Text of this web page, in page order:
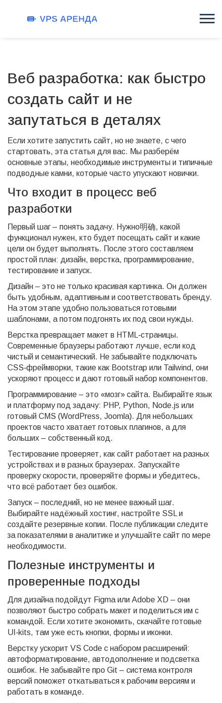
Веб разработка: как быстро
создать сайт и не
запутаться в деталях
Если хотите запустить сайт, но не знаете, с чего
стартовать, эта статья для вас. Мы разберём
основные этапы, необходимые инструменты и типичные
подводные камни, которые часто упускают новички.
Что входит в процесс веб
разработки
Первый шаг – понять задачу. Нужно明确, какой
функционал нужен, кто будет посещать сайт и какие
цели он будет выполнять. После этого составляем
простой план: дизайн, верстка, программирование,
тестирование и запуск.
Дизайн – это не только красивая картинка. Он должен
быть удобным, адаптивным и соответствовать бренду.
На этом этапе удобно пользоваться готовыми
шаблонами, а потом подгонять их под свои нужды.
Верстка превращает макет в HTML‑страницы.
Современные браузеры работают лучше, если код
чистый и семантический. Не забывайте подключать
CSS‑фреймворки, такие как Bootstrap или Tailwind, они
ускоряют процесс и дают готовый набор компонентов.
Программирование – это «мозг» сайта. Выбирайте язык
и платформу под задачу: PHP, Python, Node.js или
готовый CMS (WordPress, Joomla). Для небольших
проектов часто хватает готовых плагинов, а для
больших – собственный код.
Тестирование проверяет, как сайт работает на разных
устройствах и в разных браузерах. Запускайте
проверку скорости, проверяйте формы и убедитесь,
что всё работает без ошибок.
Запуск – последний, но не менее важный шаг.
Выбирайте надёжный хостинг, настройте SSL и
создайте резервные копии. После публикации следите
за показателями в аналитике и улучшайте сайт по мере
необходимости.
Полезные инструменты и
проверенные подходы
Для дизайна подойдут Figma или Adobe XD – они
позволяют быстро собрать макет и поделиться им с
командой. Если хотите экономить, скачайте готовые
UI‑kits, там уже есть кнопки, формы и иконки.
Верстку ускорит VS Code с набором расширений:
автоформатирование, автодополнение и подсветка
ошибок. Не забывайте про Git – система контроля
версий поможет откатываться к рабочим версиям и
работать в команде.